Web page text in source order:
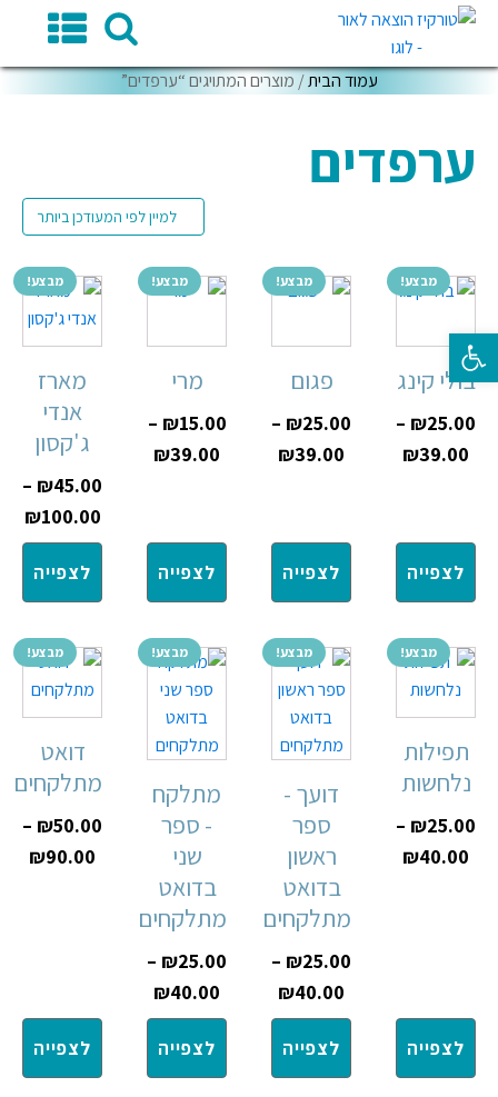
עמוד הבית/ מוצרים המתויגים “ערפדים”
ערפדים
מבצע!
בולי קינג
₪25.00
–
₪39.00
לצפייה
מבצע!
פגום
₪25.00
–
₪39.00
לצפייה
מבצע!
מרי
₪15.00
–
₪39.00
לצפייה
מבצע!
מארז
אנדי
ג'קסון
₪45.00
–
₪100.00
לצפייה
מבצע!
תפילות
נלחשות
₪25.00
–
₪40.00
לצפייה
מבצע!
דועך -
ספר
ראשון
בדואט
מתלקחים
₪25.00
–
₪40.00
לצפייה
מבצע!
מתלקח
- ספר
שני
בדואט
מתלקחים
₪25.00
–
₪40.00
לצפייה
מבצע!
דואט
מתלקחים
₪50.00
–
₪90.00
לצפייה
פתח סרגל נגישות